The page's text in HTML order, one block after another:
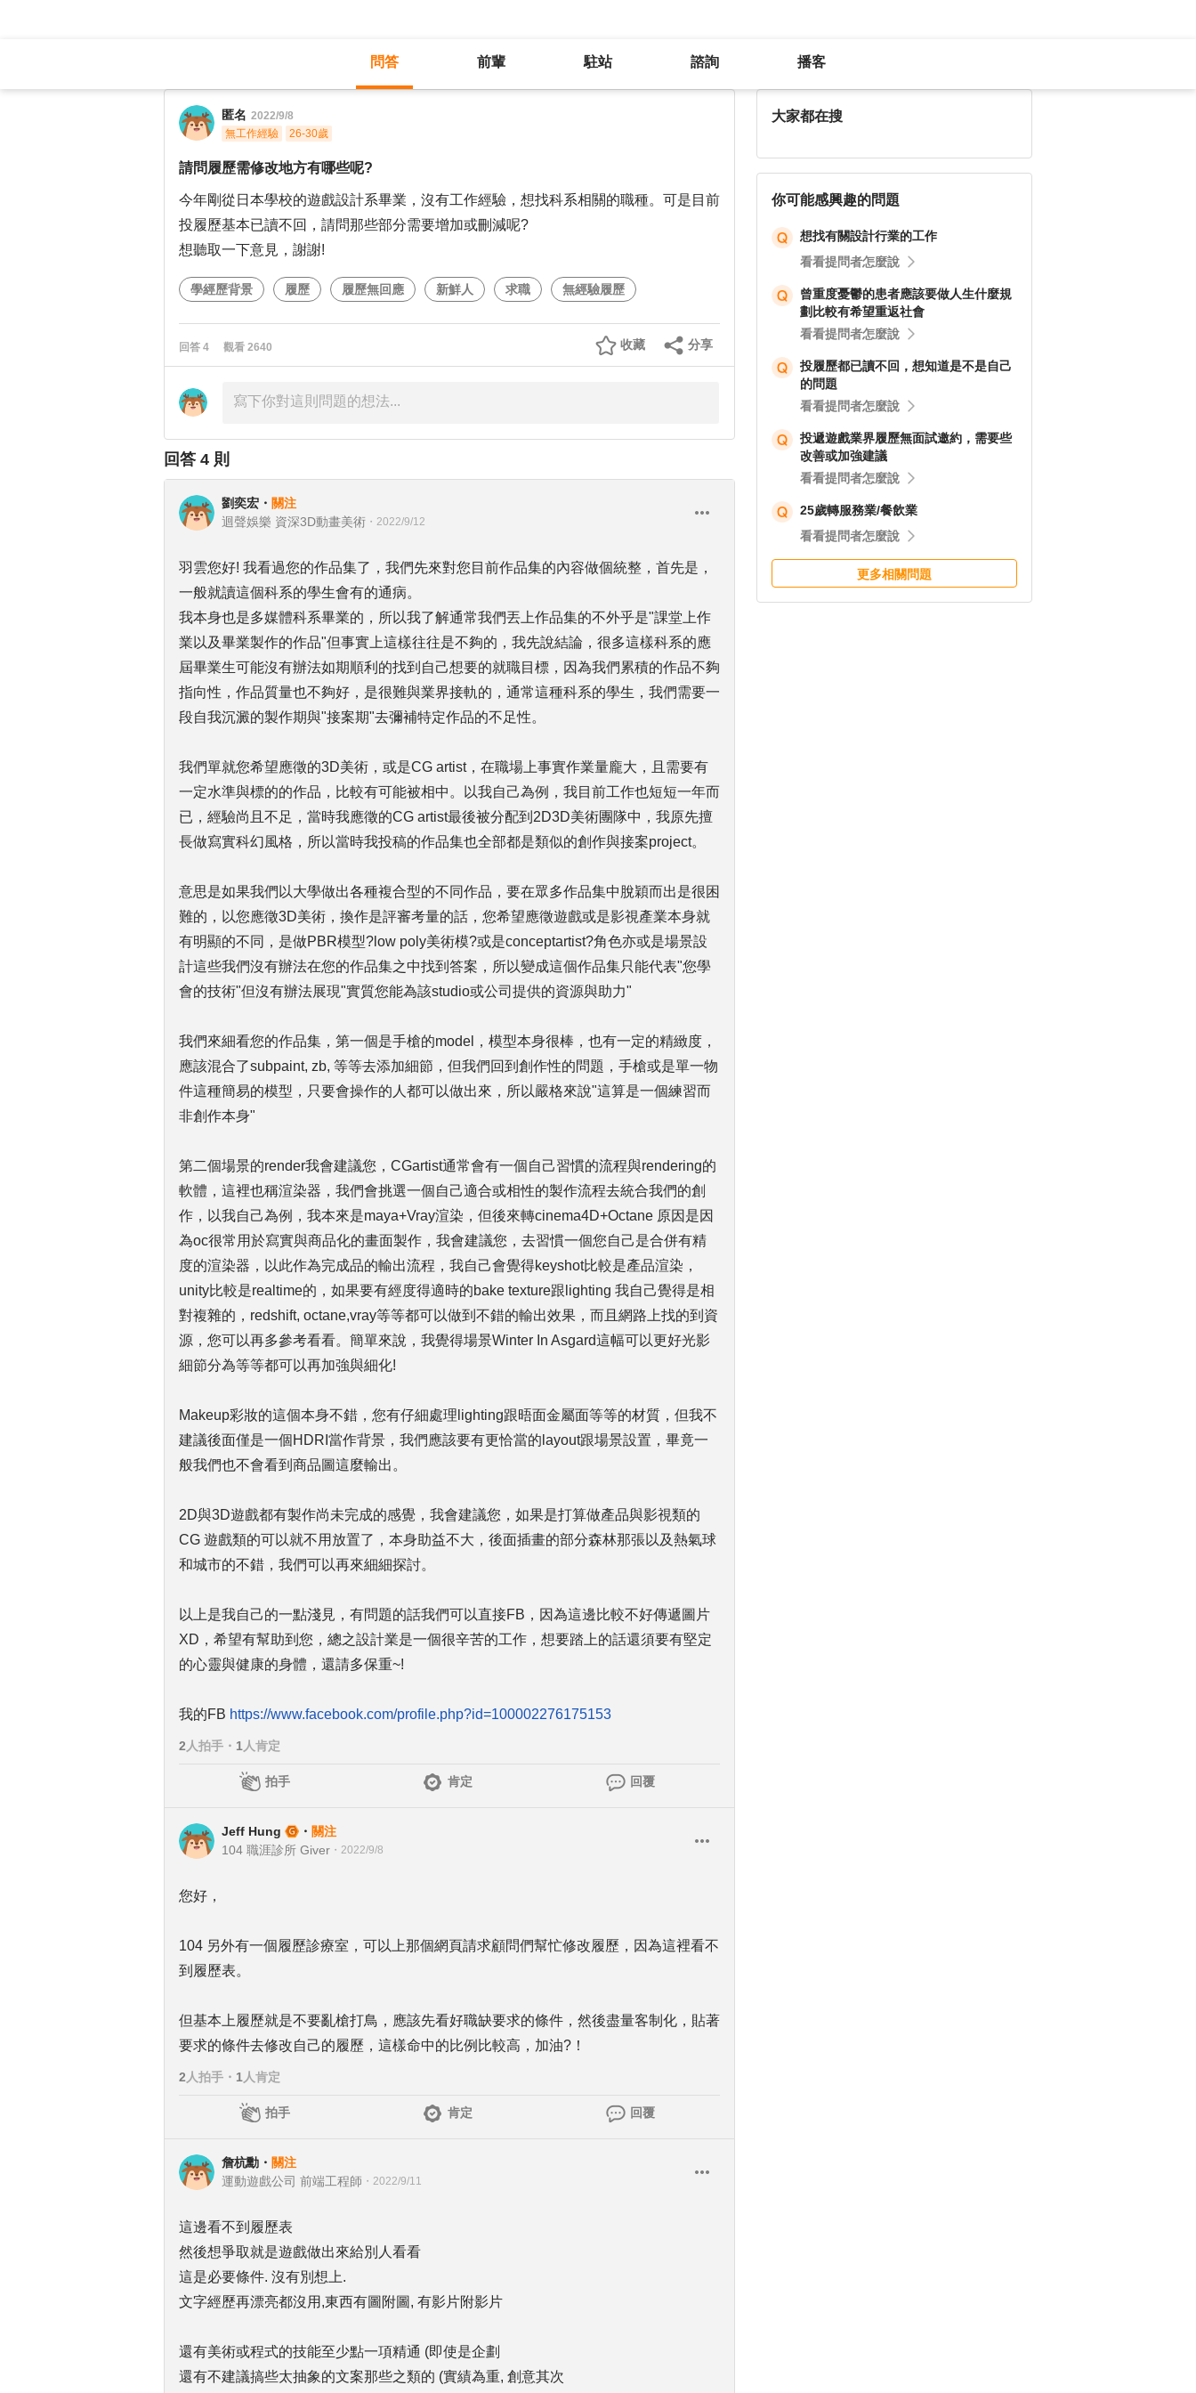
問答 前輩 駐站 諮詢 播客
匿名 2022/9/8
無工作經驗
26-30歲
請問履歷需修改地方有哪些呢?
今年剛從日本學校的遊戲設計系畢業，沒有工作經驗，想找科系相關的職種。可是目前
投履歷基本已讀不回，請問那些部分需要增加或刪減呢?
想聽取一下意見，謝謝!
學經歷背景 履歷 履歷無回應 新鮮人 求職 無經驗履歷
回答 4 觀看 2640 分享
收藏
回答 4 則
劉奕宏 ・ 關注
迴聲娛樂 資深3D動畫美術 ・ 2022/9/12
羽雲您好! 我看過您的作品集了，我們先來對您目前作品集的內容做個統整，首先是，
一般就讀這個科系的學生會有的通病。
我本身也是多媒體科系畢業的，所以我了解通常我們丟上作品集的不外乎是"課堂上作
業以及畢業製作的作品"但事實上這樣往往是不夠的，我先說結論，很多這樣科系的應
屆畢業生可能沒有辦法如期順利的找到自己想要的就職目標，因為我們累積的作品不夠
指向性，作品質量也不夠好，是很難與業界接軌的，通常這種科系的學生，我們需要一
段自我沉澱的製作期與"接案期"去彌補特定作品的不足性。
我們單就您希望應徵的3D美術，或是CG artist，在職場上事實作業量龐大，且需要有
一定水準與標的的作品，比較有可能被相中。以我自己為例，我目前工作也短短一年而
已，經驗尚且不足，當時我應徵的CG artist最後被分配到2D3D美術團隊中，我原先擅
長做寫實科幻風格，所以當時我投稿的作品集也全部都是類似的創作與接案project。
意思是如果我們以大學做出各種複合型的不同作品，要在眾多作品集中脫穎而出是很困
難的，以您應徵3D美術，換作是評審考量的話，您希望應徵遊戲或是影視產業本身就
有明顯的不同，是做PBR模型?low poly美術模?或是conceptartist?角色亦或是場景設
計這些我們沒有辦法在您的作品集之中找到答案，所以變成這個作品集只能代表"您學
會的技術"但沒有辦法展現"實質您能為該studio或公司提供的資源與助力"
我們來細看您的作品集，第一個是手槍的model，模型本身很棒，也有一定的精緻度，
應該混合了subpaint, zb, 等等去添加細節，但我們回到創作性的問題，手槍或是單一物
件這種簡易的模型，只要會操作的人都可以做出來，所以嚴格來說"這算是一個練習而
非創作本身"
第二個場景的render我會建議您，CGartist通常會有一個自己習慣的流程與rendering的
軟體，這裡也稱渲染器，我們會挑選一個自己適合或相性的製作流程去統合我們的創
作，以我自己為例，我本來是maya+Vray渲染，但後來轉cinema4D+Octane 原因是因
為oc很常用於寫實與商品化的畫面製作，我會建議您，去習慣一個您自己是合併有精
度的渲染器，以此作為完成品的輸出流程，我自己會覺得keyshot比較是產品渲染，
unity比較是realtime的，如果要有經度得適時的bake texture跟lighting 我自己覺得是相
對複雜的，redshift, octane,vray等等都可以做到不錯的輸出效果，而且網路上找的到資
源，您可以再多參考看看。簡單來說，我覺得場景Winter In Asgard這幅可以更好光影
細節分為等等都可以再加強與細化!
Makeup彩妝的這個本身不錯，您有仔細處理lighting跟晤面金屬面等等的材質，但我不
建議後面僅是一個HDRI當作背景，我們應該要有更恰當的layout跟場景設置，畢竟一
般我們也不會看到商品圖這麼輸出。
2D與3D遊戲都有製作尚未完成的感覺，我會建議您，如果是打算做產品與影視類的
CG 遊戲類的可以就不用放置了，本身助益不大，後面插畫的部分森林那張以及熱氣球
和城市的不錯，我們可以再來細細探討。
以上是我自己的一點淺見，有問題的話我們可以直接FB，因為這邊比較不好傳遞圖片
XD，希望有幫助到您，總之設計業是一個很辛苦的工作，想要踏上的話還須要有堅定
的心靈與健康的身體，還請多保重~!
我的FB https://www.facebook.com/profile.php?id=100002276175153
2 人拍手 ・ 1 人肯定
拍手 肯定 回覆
Jeff Hung ・ 關注
104 職涯診所 Giver ・ 2022/9/8
您好，
104 另外有一個履歷診療室，可以上那個網頁請求顧問們幫忙修改履歷，因為這裡看不
到履歷表。
但基本上履歷就是不要亂槍打鳥，應該先看好職缺要求的條件，然後盡量客制化，貼著
要求的條件去修改自己的履歷，這樣命中的比例比較高，加油?！
2 人拍手 ・ 1 人肯定
拍手 肯定 回覆
詹杭勳 ・ 關注
運動遊戲公司 前端工程師 ・ 2022/9/11
這邊看不到履歷表
然後想爭取就是遊戲做出來給別人看看
這是必要條件. 沒有別想上.
文字經歷再漂亮都沒用,東西有圖附圖, 有影片附影片
還有美術或程式的技能至少點一項精通 (即使是企劃
還有不建議搞些太抽象的文案那些之類的 (實績為重, 創意其次
大家都在搜
你可能感興趣的問題
想找有關設計行業的工作
看看提問者怎麼說
曾重度憂鬱的患者應該要做人生什麼規
劃比較有希望重返社會
看看提問者怎麼說
投履歷都已讀不回，想知道是不是自己
的問題
看看提問者怎麼說
投遞遊戲業界履歷無面試邀約，需要些
改善或加強建議
看看提問者怎麼說
25歲轉服務業/餐飲業
看看提問者怎麼說
更多相關問題